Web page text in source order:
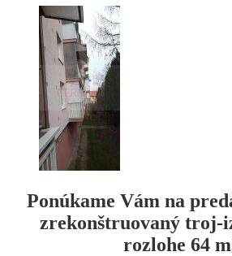
Ponúkame Vám na
zrekonštruovaný troj-
rozlohe 64